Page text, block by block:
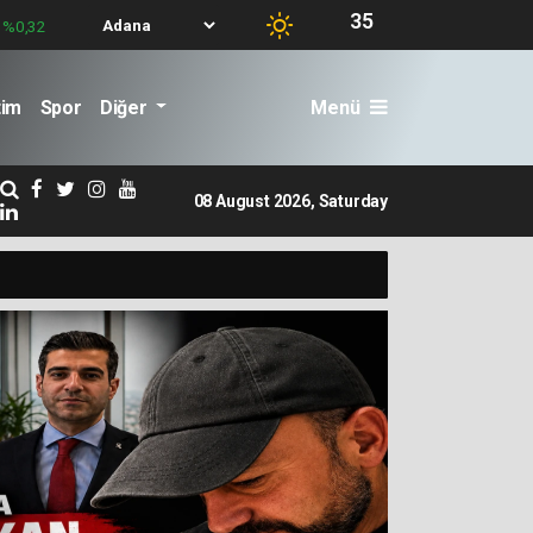
%0,32 35
Spor Diğer Menü
- Adana'da ÜLKÜCÜ hareketin 2 dev ismi... Biri AĞABEY.. Diğeri
08 August 2026, Saturday